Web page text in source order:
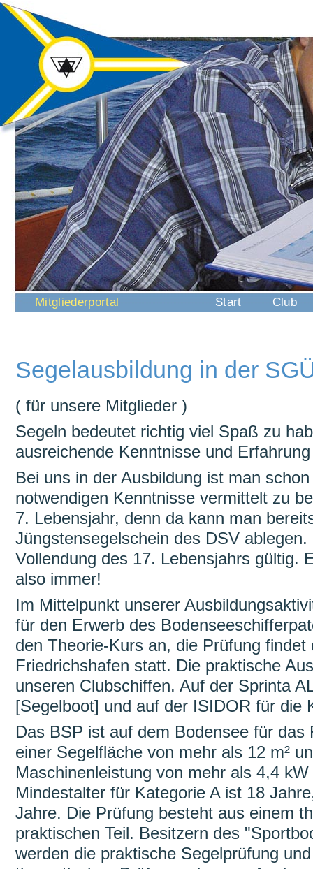
Navigation
Start Club
Mitgliederportal
Segelausbildung in der
( für unsere Mitglieder )
Segeln bedeutet richtig viel Spaß zu
ausreichende Kenntnisse und
Bei uns in der Ausbildung ist man
notwendigen Kenntnisse vermittelt zu
7. Lebensjahr, denn da kann man
Jüngstensegelschein des DSV
Vollendung des 17. Lebensjahrs gültig.
also immer!
Im Mittelpunkt unserer
für den Erwerb des
den Theorie-Kurs an, die Prüfung
Friedrichshafen statt. Die praktische
unseren Clubschiffen. Auf der Sprinta
[Segelboot] und auf der ISIDOR für die
Das BSP ist auf dem Bodensee für
einer Segelfläche von mehr als 12 m²
Maschinenleistung von mehr als 4,4
Mindestalter für Kategorie A ist 18
Jahre. Die Prüfung besteht aus einem
praktischen Teil. Besitzern des
werden die praktische Segelprüfung